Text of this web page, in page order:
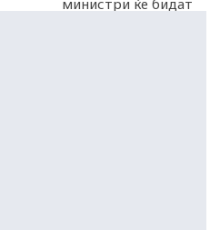
министри ќе бидат